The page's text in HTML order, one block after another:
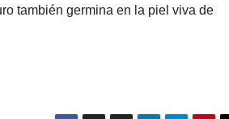
también germina en la piel viva de